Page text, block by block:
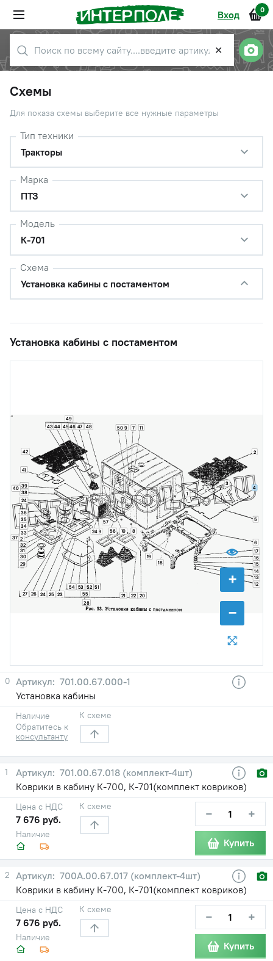
Вход 0
✕
Схемы
Для показа схемы выберите все нужные параметры
Тип техники
Тракторы
Марка
ПТЗ
Модель
К-701
Схема
Установка кабины с постаментом
Установка кабины с постаментом
+
−
1
2
2
3
4
5
6
7
8
9
9
10
11
12
13
14
15
16
17
18
19
20
21 22
23
24
24
24
25
26
27
28
29
30
31
32
33
34
35
36
37
38
39
40
41
42
43 44 45 46 47 48
49
50
51
52
53
54
55
56
57
0
701.00.67.000-1
Установка кабины
Наличие
Обратитесь к
консультанту
К схеме
1
701.00.67.018 (комплект-4шт)
Коврики в кабину К-700, К-701(комплект ковриков)
Наличие
Цена с НДС
7 676 руб.
К схеме − +
Купить
2
700А.00.67.017 (комплект-4шт)
Коврики в кабину К-700, К-701(комплект ковриков)
Наличие
Цена с НДС
7 676 руб.
К схеме − +
Купить